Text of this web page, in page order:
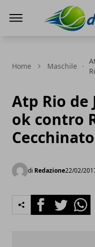
Home Maschile
Atp Rio de
ok contro
di Redazione22/02/
FacebookTwitter